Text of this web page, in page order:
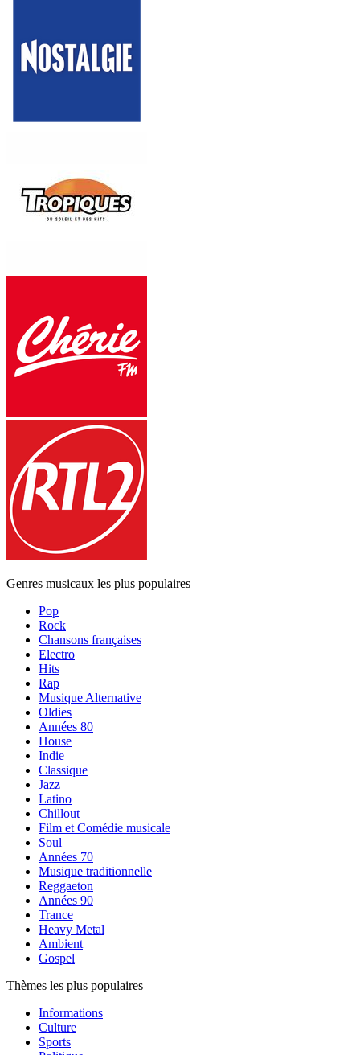
Genres musicaux les plus populaires
Pop
Rock
Chansons françaises
Electro
Hits
Rap
Musique Alternative
Oldies
Années 80
House
Indie
Classique
Jazz
Latino
Chillout
Film et Comédie musicale
Soul
Années 70
Musique traditionnelle
Reggaeton
Années 90
Trance
Heavy Metal
Ambient
Gospel
Thèmes les plus populaires
Informations
Culture
Sports